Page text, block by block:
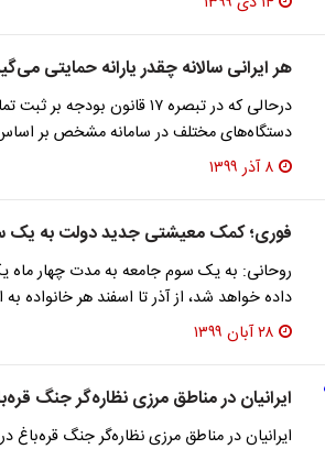
هر ایرانی سالانه چقدر یارانه حمایتی
دستگاه‌های مختلف در سامانه مشخص بر
۸ آذر ۱۳۹۹
فوری؛ کمک معیشتی جدید دولت به یک
روحانی: به یک سوم جامعه به مدت چهار
داده خواهد شد، از آذر تا اسفند هر خانواده به
۲۸ آبان ۱۳۹۹
ایرانیان در مناطق مرزی نظاره‌گر جنگ
ایرانیان در مناطق مرزی نظاره‌گر جنگ قره‌باغ